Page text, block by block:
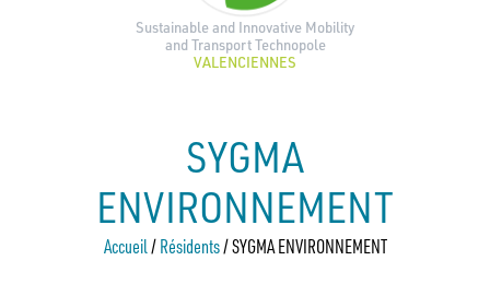
Sustainable and Innovative Mobility
and Transport Technopole
VALENCIENNES
SYGMA
ENVIRONNEMENT
Accueil/Résidents/SYGMA ENVIRONNEMENT